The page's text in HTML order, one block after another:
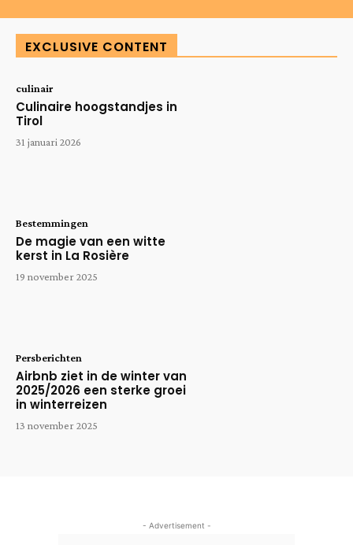
EXCLUSIVE CONTENT
culinair
Culinaire hoogstandjes in
Tirol
31 januari 2026
Bestemmingen
De magie van een witte
kerst in La Rosière
19 november 2025
Persberichten
Airbnb ziet in de winter van
2025/2026 een sterke groei
in winterreizen
13 november 2025
- Advertisement -